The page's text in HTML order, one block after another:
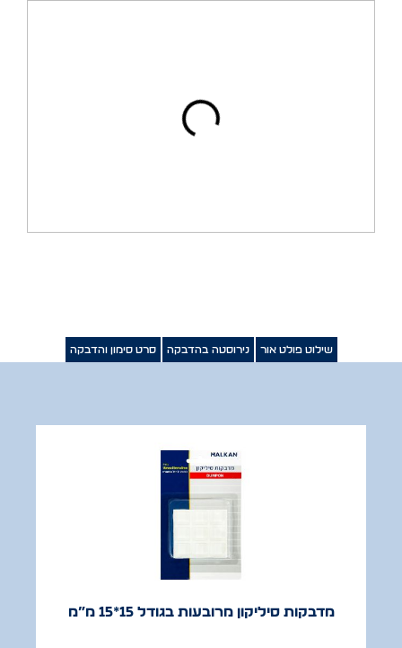
שילוט פולט אור נירוסטה בהדבקה סרט סימון והדבקה
מדבקות סיליקון מרובעות בגודל 15*15 מ”מ